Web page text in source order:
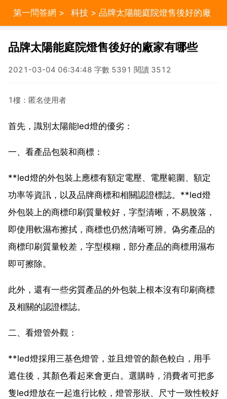
第一問答網 > 科技 > 品牌太陽能庭院燈售後好的廠
品牌太陽能庭院燈售後好的廠家有哪些
2021-03-04 06:34:48 字數 5391 閱讀 3512
1樓：匿名使用者
首先，識別太陽能led燈的優劣：
一、看產品包裝和商標：
**led燈的外包裝上應標有額定電壓、電壓範圍、額定
功率等資訊，以及品牌商標和相關認證標誌。**led燈
外包裝上的商標印刷質量較好，字型清晰，不易脫落，
即使用軟濕布擦拭，商標也仍然清晰可辨。偽劣產品的
商標印刷質量較差，字型模糊，部分產品的商標用濕布
即可擦除。
此外，還有一些劣質產品的外包裝上根本沒有印刷商標
及相關的認證標誌。
二、看燈管外觀：
**led燈採用三基色燈管，並且燈管的顏色較白，用手
遮住後，其顏色看起來會更白。選購時，消費者可把多
隻led燈放在一起進行比較，燈管形狀、尺寸一致性較好